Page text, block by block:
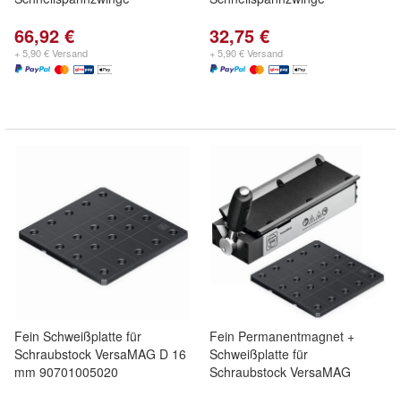
66,92 €
+ 5,90 € Versand
32,75 €
+ 5,90 € Versand
Fein Schweißplatte für
Schraubstock VersaMAG D 16
mm 90701005020
Fein Permanentmagnet +
Schweißplatte für
Schraubstock VersaMAG